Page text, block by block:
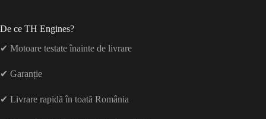
De ce TH Engines?
✔ Motoare testate înainte de livrare
✔ Garanție
✔ Livrare rapidă în toată România